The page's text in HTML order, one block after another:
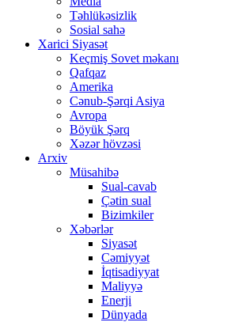
Təhlükəsizlik
Sosial sahə
Xarici Siyasət
Keçmiş Sovet məkanı
Qafqaz
Amerika
Cənub-Şərqi Asiya
Avropa
Böyük Şərq
Xəzər hövzəsi
Arxiv
Müsahibə
Sual-cavab
Çətin sual
Bizimkiler
Xəbərlər
Siyasət
Cəmiyyət
İqtisadiyyat
Maliyyə
Enerji
Dünyada